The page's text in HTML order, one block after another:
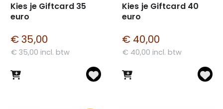
Kies je Giftcard 35
euro
€ 35,00
€ 35,00 incl. btw
Kies je Giftcard 40
euro
€ 40,00
€ 40,00 incl. btw